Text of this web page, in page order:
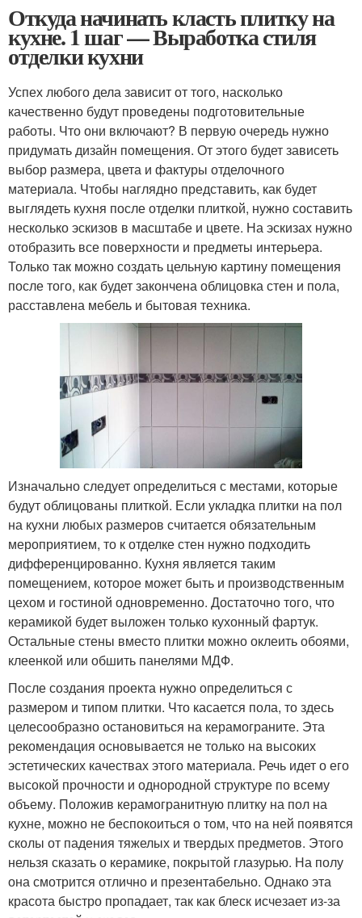
Откуда начинать класть плитку на
кухне. 1 шаг — Выработка стиля
отделки кухни
Успех любого дела зависит от того, насколько
качественно будут проведены подготовительные
работы. Что они включают? В первую очередь нужно
придумать дизайн помещения. От этого будет зависеть
выбор размера, цвета и фактуры отделочного
материала. Чтобы наглядно представить, как будет
выглядеть кухня после отделки плиткой, нужно составить
несколько эскизов в масштабе и цвете. На эскизах нужно
отобразить все поверхности и предметы интерьера.
Только так можно создать цельную картину помещения
после того, как будет закончена облицовка стен и пола,
расставлена мебель и бытовая техника.
Изначально следует определиться с местами, которые
будут облицованы плиткой. Если укладка плитки на пол
на кухни любых размеров считается обязательным
мероприятием, то к отделке стен нужно подходить
дифференцированно. Кухня является таким
помещением, которое может быть и производственным
цехом и гостиной одновременно. Достаточно того, что
керамикой будет выложен только кухонный фартук.
Остальные стены вместо плитки можно оклеить обоями,
клеенкой или обшить панелями МДФ.
После создания проекта нужно определиться с
размером и типом плитки. Что касается пола, то здесь
целесообразно остановиться на керамограните. Эта
рекомендация основывается не только на высоких
эстетических качествах этого материала. Речь идет о его
высокой прочности и однородной структуре по всему
объему. Положив керамогранитную плитку на пол на
кухне, можно не беспокоиться о том, что на ней появятся
сколы от падения тяжелых и твердых предметов. Этого
нельзя сказать о керамике, покрытой глазурью. На полу
она смотрится отлично и презентабельно. Однако эта
красота быстро пропадает, так как блеск исчезает из-за